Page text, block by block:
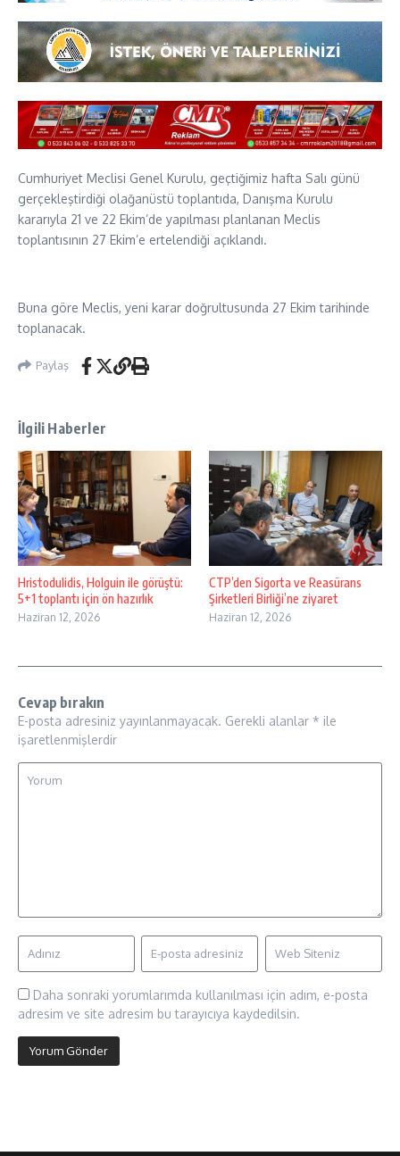
Cumhuriyet Meclisi Genel Kurulu, geçtiğimiz hafta Salı günü
gerçekleştirdiği olağanüstü toplantıda, Danışma Kurulu
kararıyla 21 ve 22 Ekim’de yapılması planlanan Meclis
toplantısının 27 Ekim’e ertelendiği açıklandı.
Buna göre Meclis, yeni karar doğrultusunda 27 Ekim tarihinde
toplanacak.
Paylaş
İlgili Haberler
Hristodulidis, Holguin ile görüştü:
5+1 toplantı için ön hazırlık
Haziran 12, 2026
CTP’den Sigorta ve Reasürans
Şirketleri Birliği’ne ziyaret
Haziran 12, 2026
Cevap bırakın
E-posta adresiniz yayınlanmayacak. Gerekli alanlar * ile
işaretlenmişlerdir
Daha sonraki yorumlarımda kullanılması için adım, e-posta
adresim ve site adresim bu tarayıcıya kaydedilsin.